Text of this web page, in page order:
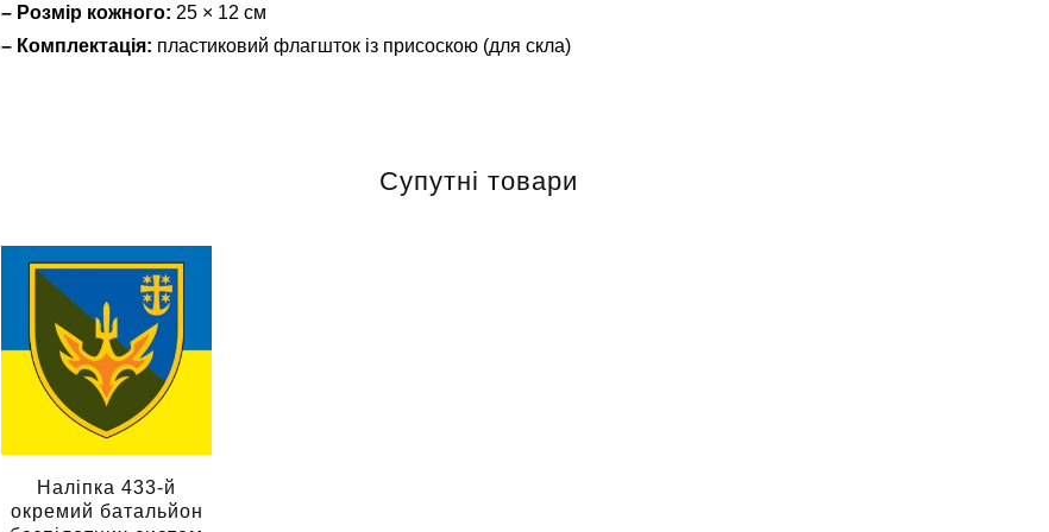
– Розмір кожного: 25 × 12 см
– Комплектація: пластиковий флагшток із присоскою (для скла)
Супутні товари
Наліпка 433-й
окремий батальйон